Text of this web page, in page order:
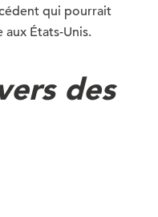
qui pourrait
États-Unis.
des